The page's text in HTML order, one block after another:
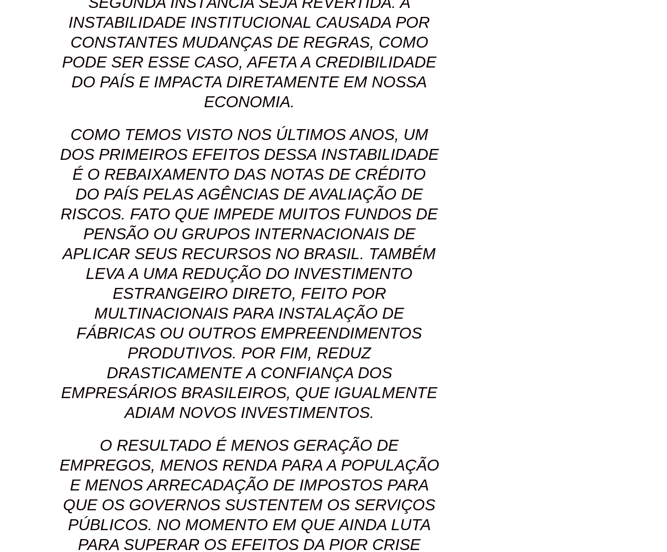
INSTABILIDADE INSTITUCIONAL CAUSADA POR
CONSTANTES MUDANÇAS DE REGRAS, COMO
PODE SER ESSE CASO, AFETA A CREDIBILIDADE
DO PAÍS E IMPACTA DIRETAMENTE EM NOSSA
ECONOMIA.
COMO TEMOS VISTO NOS ÚLTIMOS ANOS, UM
DOS PRIMEIROS EFEITOS DESSA INSTABILIDADE
É O REBAIXAMENTO DAS NOTAS DE CRÉDITO
DO PAÍS PELAS AGÊNCIAS DE AVALIAÇÃO DE
RISCOS. FATO QUE IMPEDE MUITOS FUNDOS DE
PENSÃO OU GRUPOS INTERNACIONAIS DE
APLICAR SEUS RECURSOS NO BRASIL. TAMBÉM
LEVA A UMA REDUÇÃO DO INVESTIMENTO
ESTRANGEIRO DIRETO, FEITO POR
MULTINACIONAIS PARA INSTALAÇÃO DE
FÁBRICAS OU OUTROS EMPREENDIMENTOS
PRODUTIVOS. POR FIM, REDUZ
DRASTICAMENTE A CONFIANÇA DOS
EMPRESÁRIOS BRASILEIROS, QUE IGUALMENTE
ADIAM NOVOS INVESTIMENTOS.
O RESULTADO É MENOS GERAÇÃO DE
EMPREGOS, MENOS RENDA PARA A POPULAÇÃO
E MENOS ARRECADAÇÃO DE IMPOSTOS PARA
QUE OS GOVERNOS SUSTENTEM OS SERVIÇOS
PÚBLICOS. NO MOMENTO EM QUE AINDA LUTA
PARA SUPERAR OS EFEITOS DA PIOR CRISE